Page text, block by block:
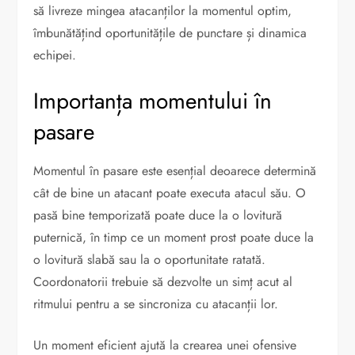
să livreze mingea atacanților la momentul optim,
îmbunătățind oportunitățile de punctare și dinamica
echipei.
Importanța momentului în
pasare
Momentul în pasare este esențial deoarece determină
cât de bine un atacant poate executa atacul său. O
pasă bine temporizată poate duce la o lovitură
puternică, în timp ce un moment prost poate duce la
o lovitură slabă sau la o oportunitate ratată.
Coordonatorii trebuie să dezvolte un simț acut al
ritmului pentru a se sincroniza cu atacanții lor.
Un moment eficient ajută la crearea unei ofensive